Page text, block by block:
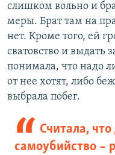
слишком вольно и
меры. Брат там на
нет. Кроме того, ей
сватовство и выдать
понимала, что надо
от нее хотят, либо
выбрала побег.
Считала,
самоубийство –